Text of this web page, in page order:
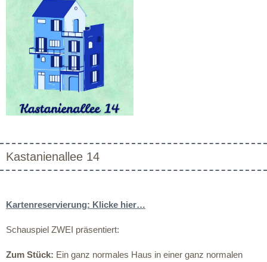
Kastanienallee 14
Kartenreservierung: Klicke hier…
Schauspiel ZWEI präsentiert:
Zum Stück: Ein ganz normales Haus in einer ganz normalen